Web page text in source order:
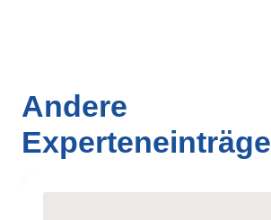
Andere
Experteneinträge